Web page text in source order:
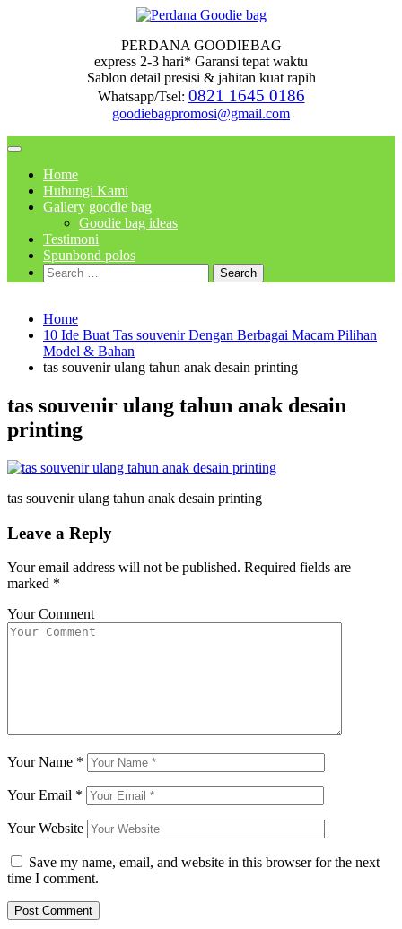
PERDANA GOODIEBAG
express 2-3 hari* Garansi tepat waktu
Sablon detail presisi & jahitan kuat rapih
Whatsapp/Tsel: 0821 1645 0186
goodiebagpromosi@gmail.com
Home
Hubungi Kami
Gallery goodie bag
Goodie bag ideas
Testimoni
Spunbond polos
Search
for:
Home
10 Ide Buat Tas souvenir Dengan Berbagai Macam Pilihan
Model & Bahan
tas souvenir ulang tahun anak desain printing
tas souvenir ulang tahun anak desain
printing
tas souvenir ulang tahun anak desain printing
Leave a Reply
Your email address will not be published. Required fields are
marked *
Your Comment
Your Name *
Your Email *
Your Website
Save my name, email, and website in this browser for the next
time I comment.